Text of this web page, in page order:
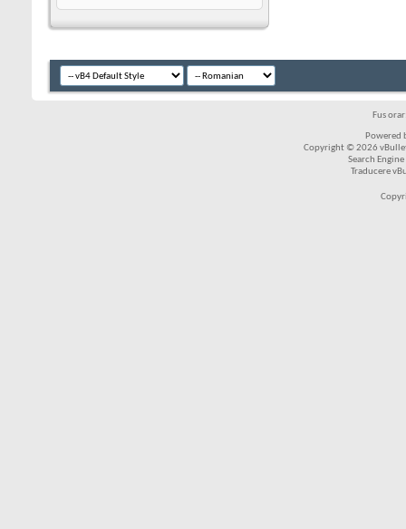
Fus
Powered
Copyright © 2026
Search
Traducere